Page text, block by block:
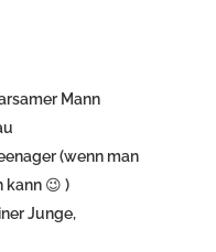
Mann
(wenn man
kann 😉 )
Junge,